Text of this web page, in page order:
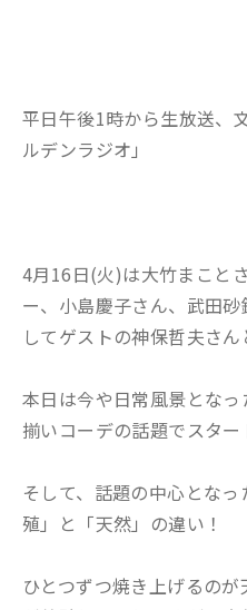
平日午後1時から生放送
ルデンラジオ」
4月16日(火)は大竹まこと
ー、小島慶子さん、武田
してゲストの神保哲夫さ
本日は今や日常風景とな
揃いコーデの話題でスター
そして、話題の中心とな
殖」と「天然」の違い！
ひとつずつ焼き上げるの